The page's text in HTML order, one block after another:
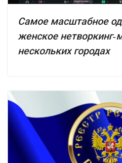
Самое масштабное
женское
нескольких городах